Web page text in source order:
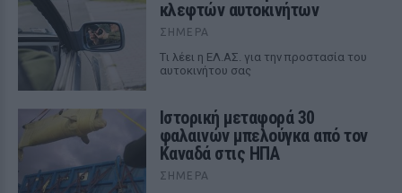
κλεφτών αυτοκινήτων
ΣΉΜΕΡΑ
Tι λέει η ΕΛ.ΑΣ. για την προστασία του
αυτοκινήτου σας
Ιστορική μεταφορά 30
φαλαινών μπελούγκα από τον
Καναδά στις ΗΠΑ
ΣΉΜΕΡΑ